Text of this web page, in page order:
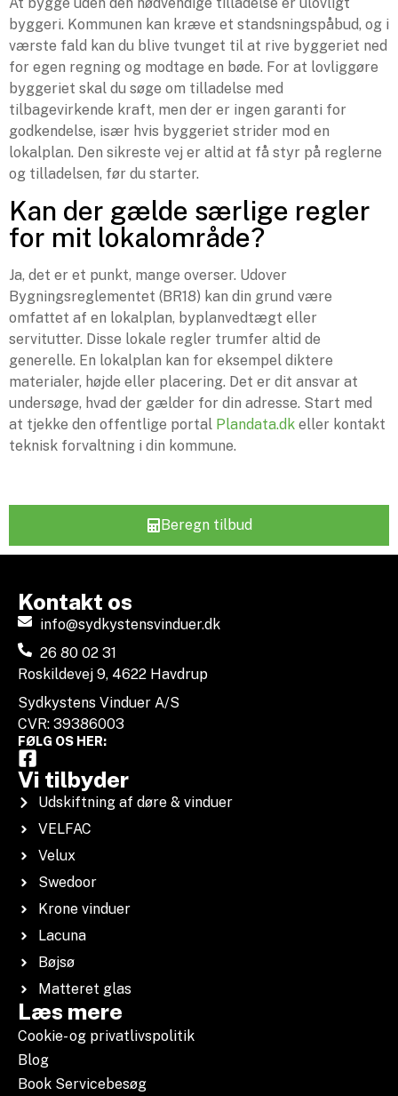
byggeri. Kommunen kan kræve et standsningspåbud, og i
værste fald kan du blive tvunget til at rive byggeriet ned
for egen regning og modtage en bøde. For at lovliggøre
byggeriet skal du søge om tilladelse med
tilbagevirkende kraft, men der er ingen garanti for
godkendelse, især hvis byggeriet strider mod en
lokalplan. Den sikreste vej er altid at få styr på reglerne
og tilladelsen, før du starter.
Kan der gælde særlige regler
for mit lokalområde?
Ja, det er et punkt, mange overser. Udover
Bygningsreglementet (BR18) kan din grund være
omfattet af en lokalplan, byplanvedtægt eller
servitutter. Disse lokale regler trumfer altid de
generelle. En lokalplan kan for eksempel diktere
materialer, højde eller placering. Det er dit ansvar at
undersøge, hvad der gælder for din adresse. Start med
at tjekke den offentlige portal Plandata.dk eller kontakt
teknisk forvaltning i din kommune.
Beregn tilbud
Kontakt os
info@sydkystensvinduer.dk
26 80 02 31
Roskildevej 9, 4622 Havdrup
Sydkystens Vinduer A/S
CVR: 39386003
FØLG OS HER:
Vi tilbyder
Udskiftning af døre & vinduer
VELFAC
Velux
Swedoor
Krone vinduer
Lacuna
Bøjsø
Matteret glas
Læs mere
Cookie- og privatlivspolitik
Blog
Book Servicebesøg